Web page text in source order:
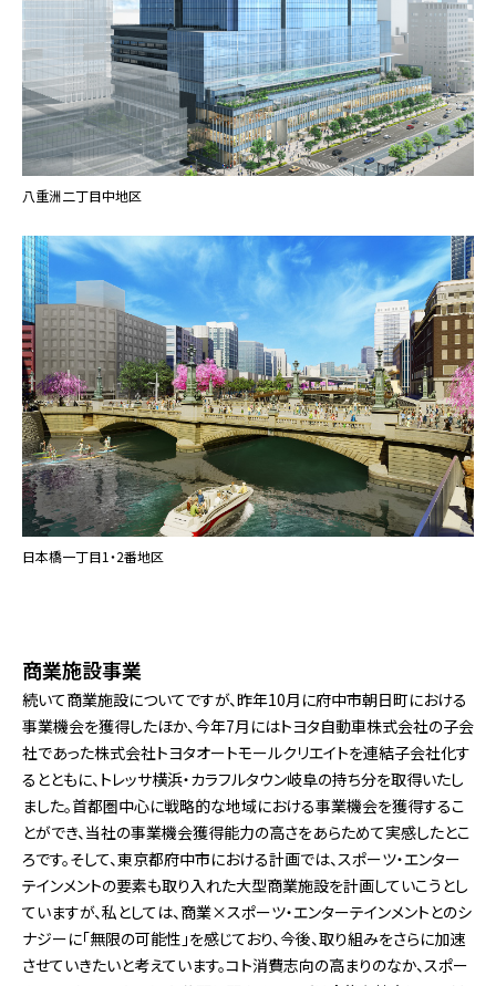
八重洲二丁目中地区
日本橋一丁目1・2番地区
商業施設事業
続いて商業施設についてですが、昨年10月に府中市朝日町における
事業機会を獲得したほか、今年7月にはトヨタ自動車株式会社の子会
社であった株式会社トヨタオートモールクリエイトを連結子会社化す
るとともに、トレッサ横浜・カラフルタウン岐阜の持ち分を取得いたし
ました。首都圏中心に戦略的な地域における事業機会を獲得するこ
とができ、当社の事業機会獲得能力の高さをあらためて実感したとこ
ろです。そして、東京都府中市における計画では、スポーツ・エンター
テインメントの要素も取り入れた大型商業施設を計画していこうとし
ていますが、私としては、商業×スポーツ・エンターテインメントとのシ
ナジーに「無限の可能性」を感じており、今後、取り組みをさらに加速
させていきたいと考えています。コト消費志向の高まりのなか、スポー